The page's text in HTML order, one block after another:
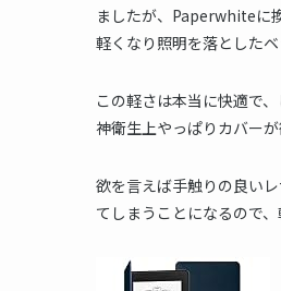
ましたが、Paperwhiteに
軽くなり照明を落とした
この軽さは本当に快適で
神衛生上やっぱりカバー
欲を言えば手触りの良い
てしまうことになるので